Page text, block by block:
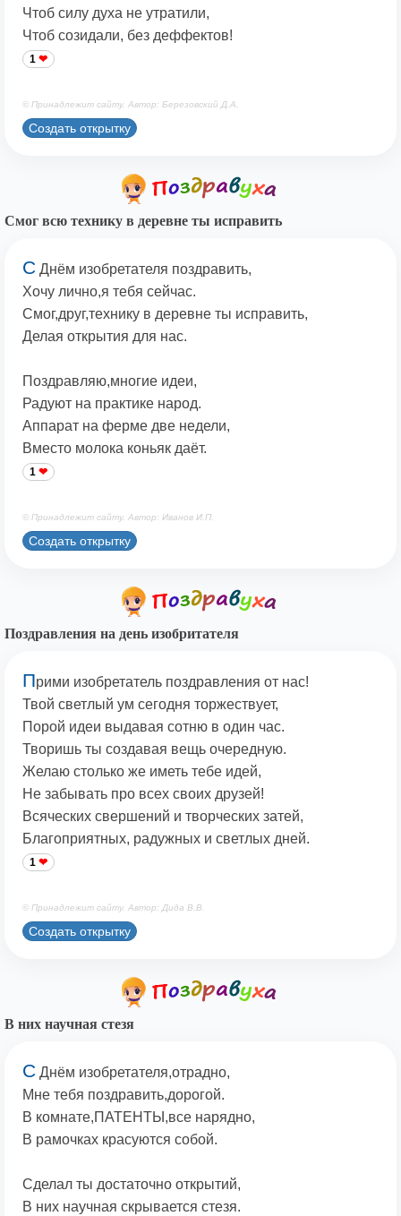
Чтоб силу духа не утратили,
Чтоб созидали, без деффектов!
1
© Принадлежит сайту. Автор: Березовский Д.А.
Создать открытку
Смог всю технику в деревне ты исправить
С Днём изобретателя поздравить,
Хочу лично,я тебя сейчас.
Смог,друг,технику в деревне ты исправить,
Делая открытия для нас.
Поздравляю,многие идеи,
Радуют на практике народ.
Аппарат на ферме две недели,
Вместо молока коньяк даёт.
1
© Принадлежит сайту. Автор: Иванов И.П.
Создать открытку
Поздравления на день изобритателя
Прими изобретатель поздравления от нас!
Твой светлый ум сегодня торжествует,
Порой идеи выдавая сотню в один час.
Творишь ты создавая вещь очередную.
Желаю столько же иметь тебе идей,
Не забывать про всех своих друзей!
Всяческих свершений и творческих затей,
Благоприятных, радужных и светлых дней.
1
© Принадлежит сайту. Автор: Дида В.В.
Создать открытку
В них научная стезя
С Днём изобретателя,отрадно,
Мне тебя поздравить,дорогой.
В комнате,ПАТЕНТЫ,все нарядно,
В рамочках красуются собой.
Сделал ты достаточно открытий,
В них научная скрывается стезя.